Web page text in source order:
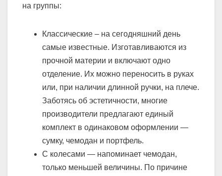
на группы:
Классические – на сегодняшний день
самые известные. Изготавливаются из
прочной материи и включают одно
отделение. Их можно переносить в руках
или, при наличии длинной ручки, на плече.
Заботясь об эстетичности, многие
производители предлагают единый
комплект в одинаковом оформлении —
сумку, чемодан и портфель.
С колесами — напоминает чемодан,
только меньшей величины. По причине